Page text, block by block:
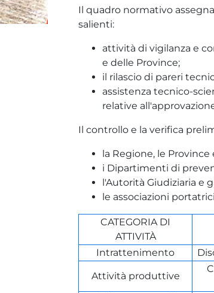
Il quadro normativo
salienti:
attività di vigilanza e
e delle Province;
il rilascio di pareri
assistenza tecnico-
relative
Il controllo e la verifica
la Regione, le Province
i Dipartimenti di
l'Autorità Giudiziaria e
le associazioni
CATEGORIA DI
ATTIVITÀ
Intrattenimento
Attività produttive